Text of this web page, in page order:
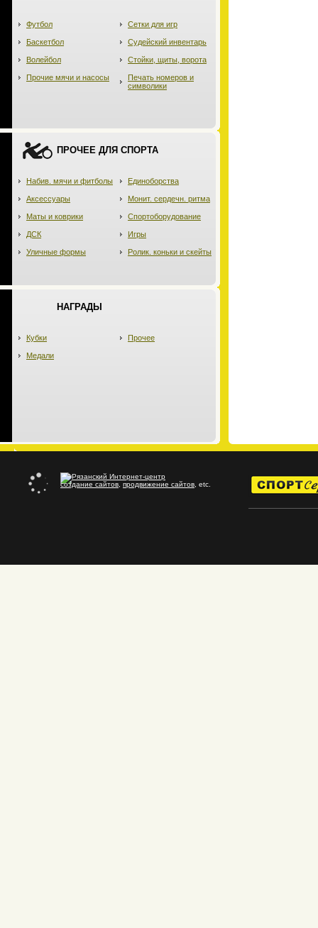
Футбол
Баскетбол
Волейбол
Прочие мячи и насосы
Сетки для игр
Судейский инвентарь
Стойки, щиты, ворота
Печать номеров и
символики
ПРОЧЕЕ ДЛЯ СПОРТА
Набив. мячи и фитболы
Аксессуары
Маты и коврики
ДСК
Уличные формы
Единоборства
Монит. сердечн. ритма
Спортоборудование
Игры
Ролик. коньки и скейты
НАГРАДЫ
Кубки
Медали
Прочее
создание сайтов продвижение сайтов , etc.